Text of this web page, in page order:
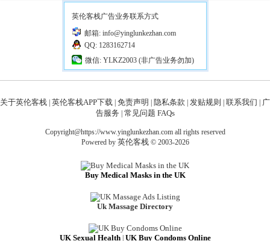
英伦客栈广告业务联系方式
邮箱: info@yinglunkezhan.com
QQ: 1283162714
微信: YLKZ2003 (非广告业务勿加)
关于英伦客栈 英伦客栈APP下载 免责声明 隐私条款 发贴规则 联系我们
广
告服务 常见问题 FAQs
Copyright@https://www.yinglunkezhan.com all rights reserved
Powered by 英伦客栈 © 2003-2026
Buy Medical Masks in the UK
Uk Massage Directory
UK Sexual Health| UK Buy Condoms Online